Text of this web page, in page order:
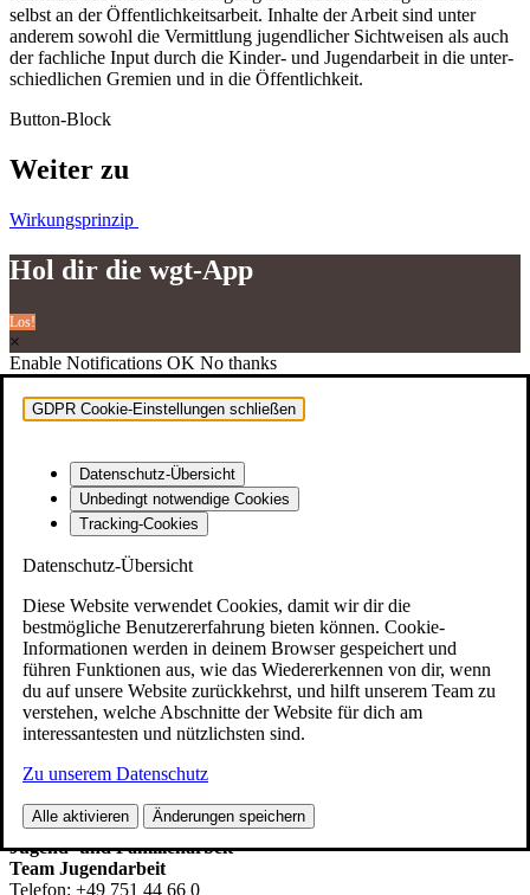
selbst an der Öffent­lich­keits­ar­beit. Inhal­te der Arbeit sind unter
ande­rem sowohl die Ver­mitt­lung jugend­li­cher Sicht­wei­sen als auch
der fach­li­che Input durch die Kin­­der- und Jugend­ar­beit in die unter­
schied­li­chen Gre­mi­en und in die Öffentlichkeit.
Button-Block
Wei­ter zu
Wirkungsprinzip
Hol dir die wgt-App
Los!
×
Enable Notifications OK No thanks
GDPR Cookie-Einstellungen schließen
Datenschutz-Übersicht
Unbedingt notwendige Cookies
Tracking-Cookies
Datenschutz-Übersicht
Diese Website verwendet Cookies, damit wir dir die
bestmögliche Benutzererfahrung bieten können. Cookie-
Informationen werden in deinem Browser gespeichert und
führen Funktionen aus, wie das Wiedererkennen von dir, wenn
du auf unsere Website zurückkehrst, und hilft unserem Team zu
verstehen, welche Abschnitte der Website für dich am
interessantesten und nützlichsten sind.
Zu unserem Datenschutz
Alle aktivieren Änderungen speichern
Kon­takt & Feedback
Impres­sum
Spin­Zi­ne
Jugend­li­che und jun­ge Erwachsene
Öff­nungs­zei­ten, Ange­bo­te, Pro­jek­te, Aktio­nen,
Veranstaltungen
Jugend­ge­mein­de­rat
Stadt Wein­gar­ten
Kom­mu­na­le Kinder‑,
Jugend- und Familienarbeit
Team Jugendarbeit
Tele­fon: +49 751 44 66 0